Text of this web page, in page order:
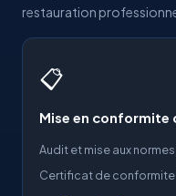
restauration
📋
Mise en conformite
Audit et mise aux
Certificat de conformite